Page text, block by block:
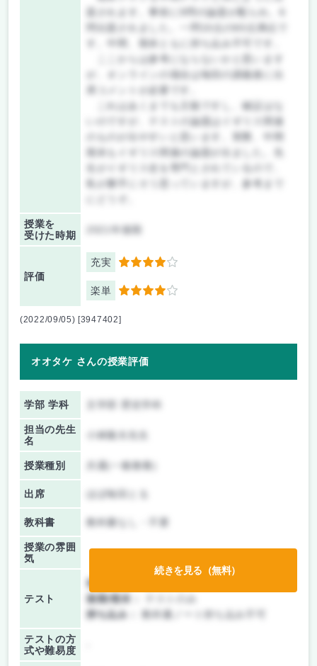
題されます。事前に9問の論題が配られ、6
ここからは参考にならないかと思います
が、オンラインの場合は毎回の講義後に出
これはあくまでも主観ですし、確証はな
いのですが、テストの論題はイギリス関連
期末もイギリス関連の論題が出ました。先
私が勝手にそう思っていますが、参考まで
授業を
受けた時期
2021年後期
評価
充実 4
楽単 4
(2022/09/05) [3947402]
オオタケ さんの授業評価
学部 学科
担当の先生
名
小林隆夫先生
授業種別 共通(一般教養)
出席 ほぼ毎回とる
教科書 教科書なし・不要
授業の雰囲
気
テスト
前期/中間：
後期/期末：
持ち込み：
教科書ノート持ち込み不可
テストの方
式や難易度
続きを見る（無料）